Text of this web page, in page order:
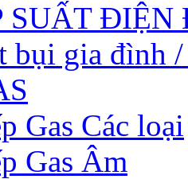
SUẤT ĐIỆN
bụi gia đình
Gas Các loại
Gas Âm